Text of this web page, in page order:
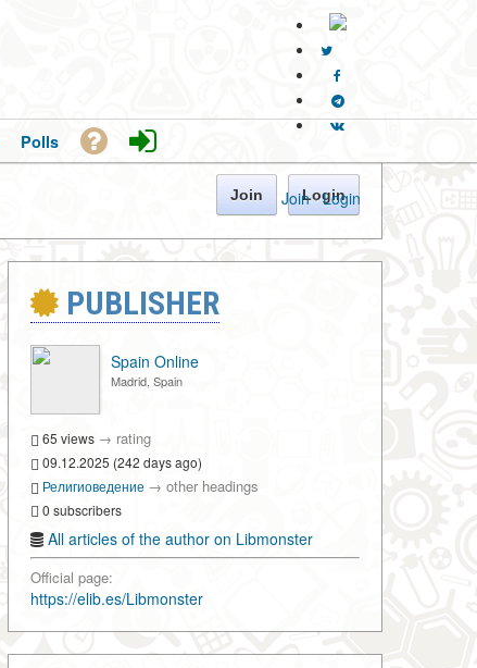
Join · Login
Polls
Join Login
PUBLISHER
Spain Online
Madrid, Spain
65 views → rating
09.12.2025 (242 days ago)
Религиоведение → other headings
0 subscribers
All articles of the author on Libmonster
Official page:
https://elib.es/Libmonster